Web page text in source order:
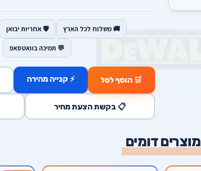
🚚 משלוח לכל הארץ 🛡️ אחריות יבואן
💬 תמיכה בוואטסאפ
🛒 הוסף לסל ⚡ קנייה מהירה
📋 בקשת הצעת מחיר
מוצרים דומים